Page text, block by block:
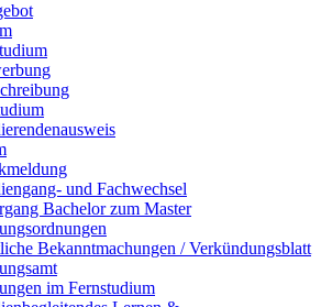
und Fachwechsel
Bachelor zum Master
Bekanntmachungen / Verkündungsblatt
im Fernstudium